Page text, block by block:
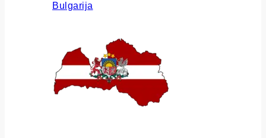
Bulgarija